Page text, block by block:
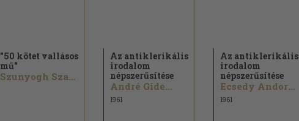
"50 kötet vallásos
mű"
Szunyogh Szabolcs...
Az antiklerikális
irodalom
népszerűsítése
André Gide...
1961
Az antiklerikális
irodalom
népszerűsítése
Ecsedy Andorné...
1961